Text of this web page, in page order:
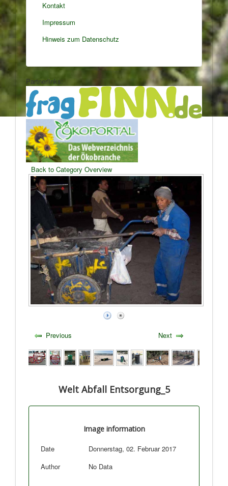
Kontakt
Impressum
Hinweis zum Datenschutz
Partnerlinks:
Back to Category Overview
Previous Next
Welt Abfall Entsorgung_5
Image information
Date
Donnerstag, 02. Februar 2017
Author
No Data